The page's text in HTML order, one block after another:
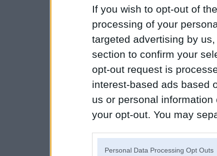
If you wish to opt-out of
processing of your
targeted advertising by
section to confirm your
opt-out request is
interest-based ads based
us or personal
your opt-out. You may
Personal Data Processing Opt Outs